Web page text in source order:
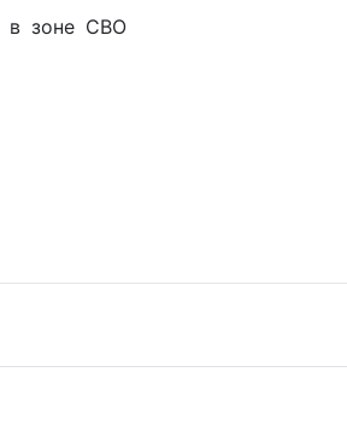
в зоне СВО